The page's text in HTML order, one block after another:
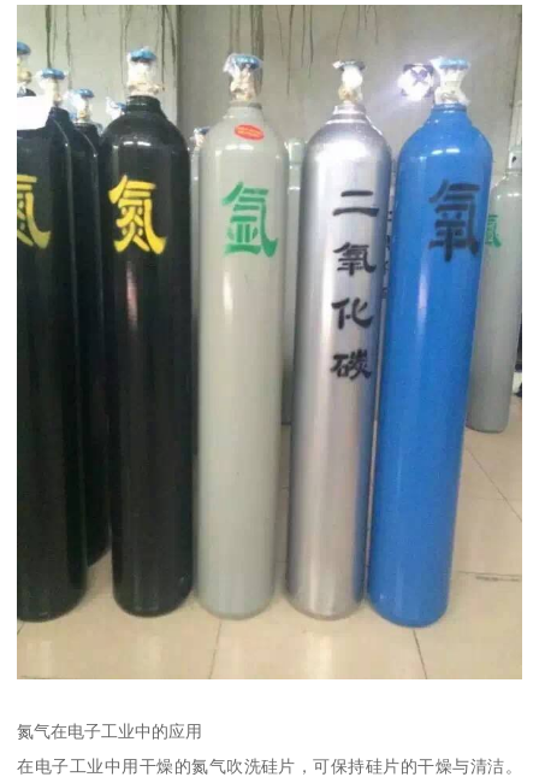
氮气在电子工业中的应用
在电子工业中用干燥的氮气吹洗硅片，可保持硅片的干燥与清洁。